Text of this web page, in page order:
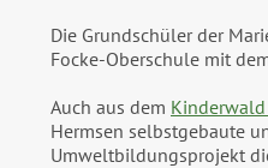
Die Grundschüler der
Focke-Oberschule mit
Auch aus dem
Hermsen selbstgebaute
Umweltbildungsprojekt